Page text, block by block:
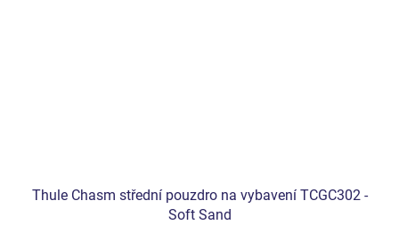
Thule Chasm střední pouzdro na vybavení TCGC302 -
Soft Sand